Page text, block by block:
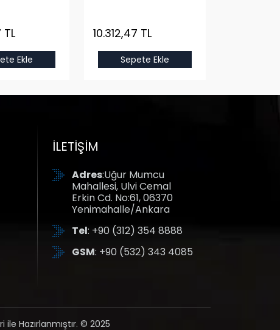
TL
Ekle
10.312,47 TL
Sepete Ekle
İLETIŞIM
Adres:Uğur Mumcu
Mahallesi, Ulvi Cemal
Erkin Cd. No:61, 06370
Yenimahalle/Ankara
Tel: +90 (312) 354 8888
GSM: +90 (532) 343 4085
ile Hazırlanmıştır. © 2025